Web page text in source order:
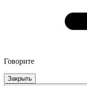
Говорите
Закрыть